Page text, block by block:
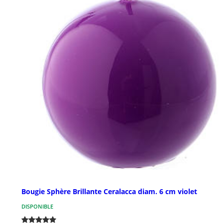
Bougie Sphère Brillante Ceralacca diam. 6 cm violet
DISPONIBLE